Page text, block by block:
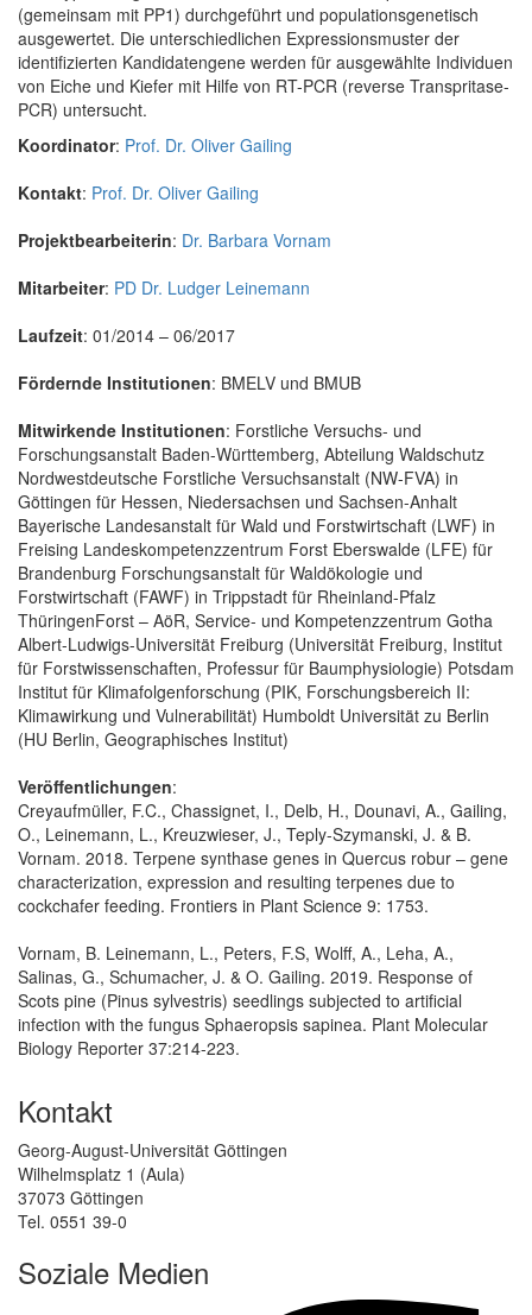
(gemeinsam mit PP1) durchgeführt und populationsgenetisch
ausgewertet. Die unterschiedlichen Expressionsmuster der
identifizierten Kandidatengene werden für ausgewählte Individuen
von Eiche und Kiefer mit Hilfe von RT-PCR (reverse Transpritase-
PCR) untersucht.
Koordinator: Prof. Dr. Oliver Gailing
Kontakt: Prof. Dr. Oliver Gailing
Projektbearbeiterin: Dr. Barbara Vornam
Mitarbeiter: PD Dr. Ludger Leinemann
Laufzeit: 01/2014 – 06/2017
Fördernde Institutionen: BMELV und BMUB
Mitwirkende Institutionen: Forstliche Versuchs- und
Forschungsanstalt Baden-Württemberg, Abteilung Waldschutz
Nordwestdeutsche Forstliche Versuchsanstalt (NW-FVA) in
Göttingen für Hessen, Niedersachsen und Sachsen-Anhalt
Bayerische Landesanstalt für Wald und Forstwirtschaft (LWF) in
Freising Landeskompetenzzentrum Forst Eberswalde (LFE) für
Brandenburg Forschungsanstalt für Waldökologie und
Forstwirtschaft (FAWF) in Trippstadt für Rheinland-Pfalz
ThüringenForst – AöR, Service- und Kompetenzzentrum Gotha
Albert-Ludwigs-Universität Freiburg (Universität Freiburg, Institut
für Forstwissenschaften, Professur für Baumphysiologie) Potsdam
Institut für Klimafolgenforschung (PIK, Forschungsbereich II:
Klimawirkung und Vulnerabilität) Humboldt Universität zu Berlin
(HU Berlin, Geographisches Institut)
Veröffentlichungen:
Creyaufmüller, F.C., Chassignet, I., Delb, H., Dounavi, A., Gailing,
O., Leinemann, L., Kreuzwieser, J., Teply-Szymanski, J. & B.
Vornam. 2018. Terpene synthase genes in Quercus robur – gene
characterization, expression and resulting terpenes due to
cockchafer feeding. Frontiers in Plant Science 9: 1753.
Vornam, B. Leinemann, L., Peters, F.S, Wolff, A., Leha, A.,
Salinas, G., Schumacher, J. & O. Gailing. 2019. Response of
Scots pine (Pinus sylvestris) seedlings subjected to artificial
infection with the fungus Sphaeropsis sapinea. Plant Molecular
Biology Reporter 37:214-223.
Kontakt
Georg-August-Universität Göttingen
Wilhelmsplatz 1 (Aula)
37073 Göttingen
Tel. 0551 39-0
Soziale Medien